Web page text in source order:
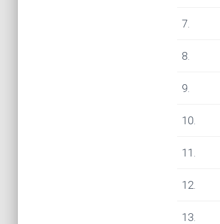
7.
8.
9.
10.
11.
12.
13.